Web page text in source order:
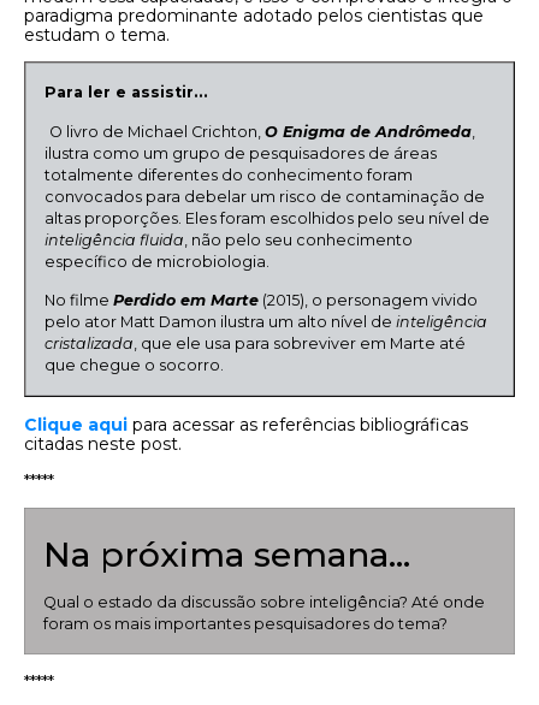
paradigma predominante adotado pelos cientistas que
estudam o tema.
Para ler e assistir…
O livro de Michael Crichton, O Enigma de Andrômeda
ilustra como um grupo de pesquisadores de áreas
totalmente diferentes do conhecimento foram
convocados para debelar um risco de contaminação de
altas proporções. Eles foram escolhidos pelo seu nível de
inteligência fluida , não pelo seu conhecimento
específico de microbiologia.
No filme Perdido em Marte (2015), o personagem vivido
pelo ator Matt Damon ilustra um alto nível de inteligência
cristalizada , que ele usa para sobreviver em Marte até
que chegue o socorro.
Clique aqui para acessar as referências bibliográficas
citadas neste post.
*****
Na próxima semana…
Qual o estado da discussão sobre inteligência? Até onde
foram os mais importantes pesquisadores do tema?
*****